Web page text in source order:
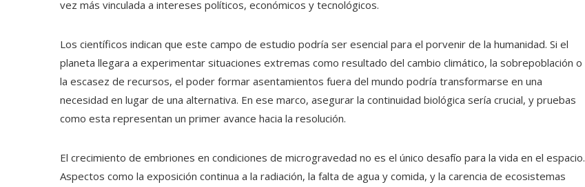
vez más vinculada a intereses políticos, económicos y tecnológicos.
Los científicos indican que este campo de estudio podría ser esencial para el porvenir de la humanidad. Si el
planeta llegara a experimentar situaciones extremas como resultado del cambio climático, la sobrepoblación o
la escasez de recursos, el poder formar asentamientos fuera del mundo podría transformarse en una
necesidad en lugar de una alternativa. En ese marco, asegurar la continuidad biológica sería crucial, y pruebas
como esta representan un primer avance hacia la resolución.
El crecimiento de embriones en condiciones de microgravedad no es el único desafío para la vida en el espacio.
Aspectos como la exposición continua a la radiación, la falta de agua y comida, y la carencia de ecosistemas